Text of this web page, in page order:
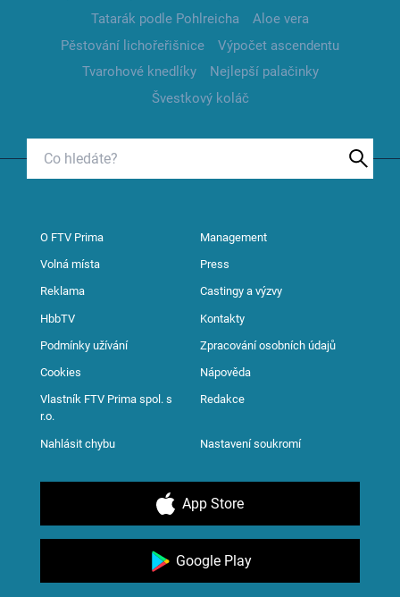
Tatarák podle Pohlreicha
Aloe vera
Pěstování lichořeřišnice
Výpočet ascendentu
Tvarohové knedlíky
Nejlepší palačinky
Švestkový koláč
O FTV Prima Management
Volná místa Press
Reklama Castingy a výzvy
HbbTV Kontakty
Podmínky užívání Zpracování osobních údajů
Cookies Nápověda
Vlastník FTV Prima spol. s
r.o.
Redakce
Nahlásit chybu Nastavení soukromí
App Store
Google Play